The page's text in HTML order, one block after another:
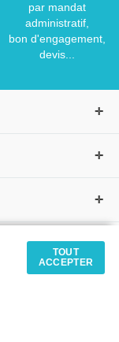
par mandat
administratif,
bon d'engagement,
devis...
TOUT
ACCEPTER